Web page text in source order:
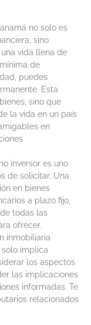
no solo es
sino
vida llena de
de
puedes
Esta
sino que
la vida en un país
en
inversor es uno
de solicitar. Una
en bienes
a plazo fijo,
todas las
ofrecer.
inmobiliaria
solo implica
los aspectos
las implicaciones
informadas. Te
relacionados